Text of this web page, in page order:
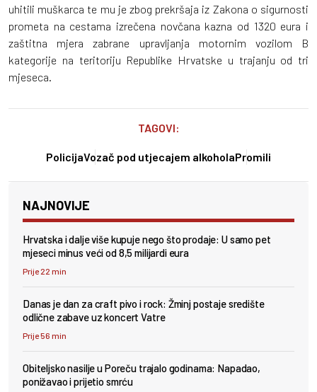
uhitili muškarca te mu je zbog prekršaja iz Zakona o sigurnosti
prometa na cestama izrečena novčana kazna od 1320 eura i
zaštitna mjera zabrane upravljanja motornim vozilom B
kategorije na teritoriju Republike Hrvatske u trajanju od tri
mjeseca.
TAGOVI:
PolicijaVozač pod utjecajem alkoholaPromili
NAJNOVIJE
Hrvatska i dalje više kupuje nego što prodaje: U samo pet
mjeseci minus veći od 8,5 milijardi eura
Prije 22 min
Danas je dan za craft pivo i rock: Žminj postaje središte
odlične zabave uz koncert Vatre
Prije 56 min
Obiteljsko nasilje u Poreču trajalo godinama: Napadao,
ponižavao i prijetio smrću